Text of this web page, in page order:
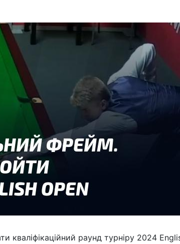
кваліфікаційний раунд турніру 2024